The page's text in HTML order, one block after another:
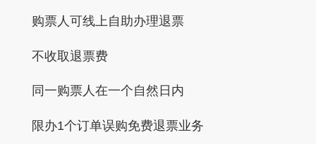
购票人可线上自助办理退票
不收取退票费
同一购票人在一个自然日内
限办1个订单误购免费退票业务